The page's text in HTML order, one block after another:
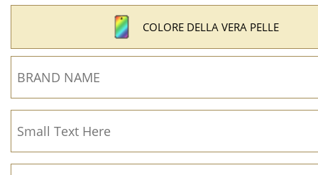
COLORE DELLA VERA PELLE